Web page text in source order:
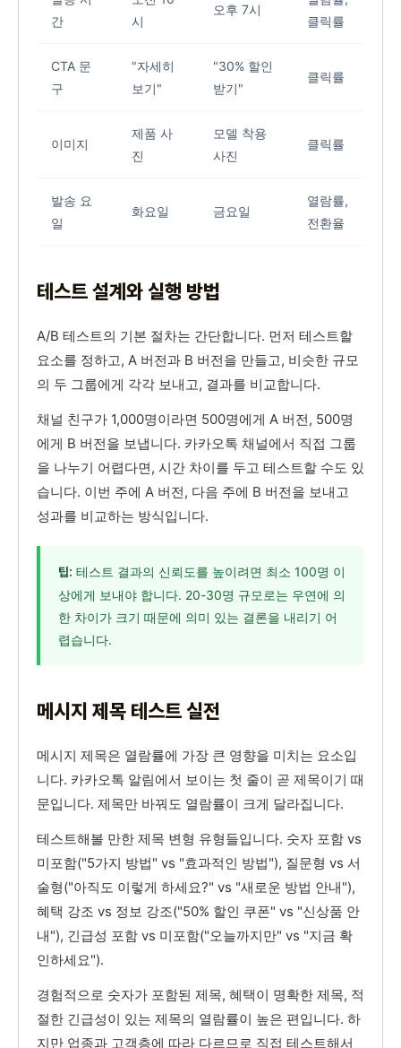
간
시
오후 7시
클릭률
CTA 문
구
"자세히
보기"
"30% 할인
받기"
클릭률
이미지
제품 사
진
모델 착용
사진
클릭률
발송 요
일
화요일 금요일
열람률,
전환율
테스트 설계와 실행 방법
A/B 테스트의 기본 절차는 간단합니다. 먼저 테스트할
요소를 정하고, A 버전과 B 버전을 만들고, 비슷한 규모
의 두 그룹에게 각각 보내고, 결과를 비교합니다.
채널 친구가 1,000명이라면 500명에게 A 버전, 500명
에게 B 버전을 보냅니다. 카카오톡 채널에서 직접 그룹
을 나누기 어렵다면, 시간 차이를 두고 테스트할 수도 있
습니다. 이번 주에 A 버전, 다음 주에 B 버전을 보내고
성과를 비교하는 방식입니다.
팁: 테스트 결과의 신뢰도를 높이려면 최소 100명 이
상에게 보내야 합니다. 20-30명 규모로는 우연에 의
한 차이가 크기 때문에 의미 있는 결론을 내리기 어
렵습니다.
메시지 제목 테스트 실전
메시지 제목은 열람률에 가장 큰 영향을 미치는 요소입
니다. 카카오톡 알림에서 보이는 첫 줄이 곧 제목이기 때
문입니다. 제목만 바꿔도 열람률이 크게 달라집니다.
테스트해볼 만한 제목 변형 유형들입니다. 숫자 포함 vs
미포함("5가지 방법" vs "효과적인 방법"), 질문형 vs 서
술형("아직도 이렇게 하세요?" vs "새로운 방법 안내"),
혜택 강조 vs 정보 강조("50% 할인 쿠폰" vs "신상품 안
내"), 긴급성 포함 vs 미포함("오늘까지만" vs "지금 확
인하세요").
경험적으로 숫자가 포함된 제목, 혜택이 명확한 제목, 적
절한 긴급성이 있는 제목의 열람률이 높은 편입니다. 하
지만 업종과 고객층에 따라 다르므로 직접 테스트해서